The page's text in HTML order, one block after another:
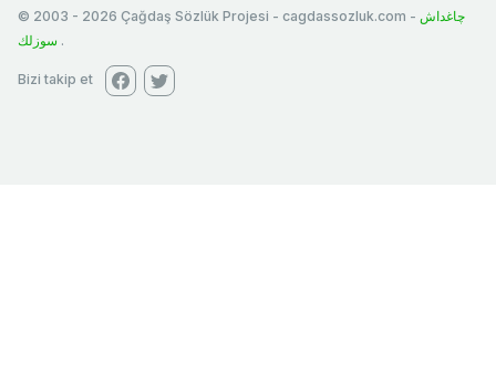
© 2003 - 2026 Çağdaş Sözlük Projesi - cagdassozluk.com - چاغداش
سوزلك .
Bizi takip et